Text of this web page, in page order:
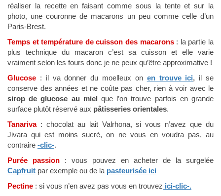
réaliser la recette en faisant comme sous la tente et sur la
photo, une couronne de macarons un peu comme celle d’un
Paris-Brest.
Temps et température de cuisson des macarons : la partie la
plus technique du macaron c’est sa cuisson et elle varie
vraiment selon les fours donc je ne peux qu’être approximative !
Glucose : il va donner du moelleux on en trouve ici, il se
conserve des années et ne coûte pas cher, rien à voir avec le
sirop de glucose au miel que l’on trouve parfois en grande
surface plutôt réservé aux pâtisseries orientales.
Tanariva: chocolat au lait Valrhona, si vous n’avez que du
Jivara qui est moins sucré, on ne vous en voudra pas, au
contraire -clic-.
Purée passion : vous pouvez en acheter de la surgelée
Capfruit par exemple ou de la pasteurisée ici
Pectine : si vous n’en avez pas vous en trouvez ici-clic-.